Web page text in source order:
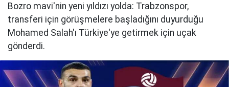
Bozro mavi'nin yeni yıldızı yolda: Trabzonspor,
transferi için görüşmelere başladığını duyurduğu
Mohamed Salah'ı Türkiye'ye getirmek için uçak
gönderdi.